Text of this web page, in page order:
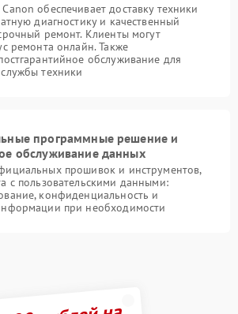
обеспечивает доставку техники
диагностику и качественный
ремонт. Клиенты могут
ремонта онлайн. Также
обслуживание для
техники
программные решение и
обслуживание данных
прошивок и инструментов,
с пользовательскими данными:
конфиденциальность и
при необходимости